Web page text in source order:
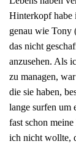
Hinterkopf habe
genau wie Tony
das nicht
anzusehen. Als
zu managen,
die sie haben,
lange surfen um
fast schon
ich nicht wollte,